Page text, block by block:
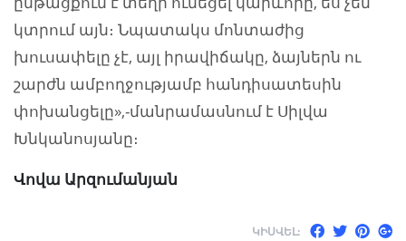
կտրում այն։ Նպատակս մոնտաժից
խուսափելը չէ, այլ իրավիճակը, ձայներն ու
շարժն ամբողջությամբ հանդիսատեսին
փոխանցելը»,-մանրամասնում է Սիլվա
Խնկանոսյանը։
Վովա Արզումանյան
ԿԻՍՎԵԼ: